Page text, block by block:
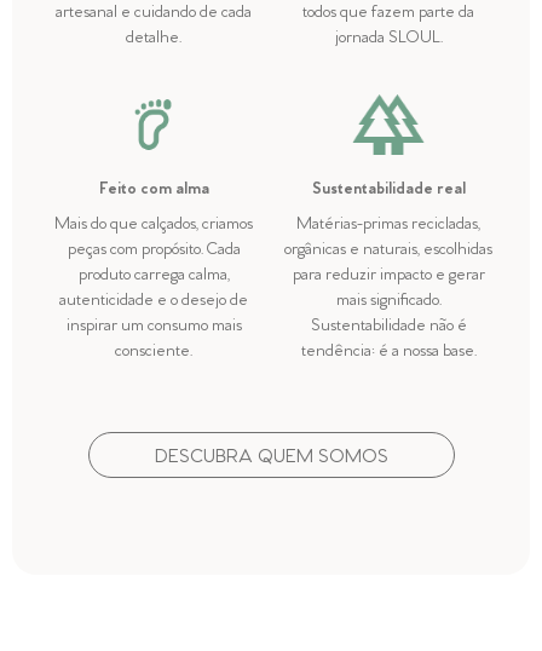
artesanal e cuidando de cada
detalhe.
todos que fazem parte da
jornada SLOUL.
Feito com alma
Mais do que calçados, criamos
peças com propósito. Cada
produto carrega calma,
autenticidade e o desejo de
inspirar um consumo mais
consciente.
Sustentabilidade real
Matérias-primas recicladas,
orgânicas e naturais, escolhidas
para reduzir impacto e gerar
mais significado.
Sustentabilidade não é
tendência: é a nossa base.
DESCUBRA QUEM SOMOS